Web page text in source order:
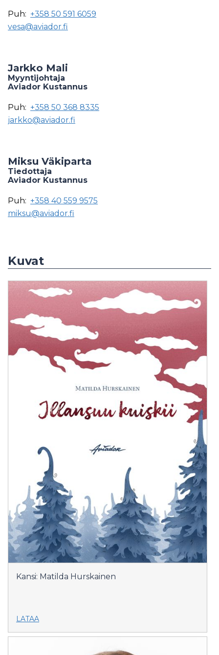
Puh: +358 50 591 6059
vesa@aviador.fi
Jarkko Mali
Myyntijohtaja
Aviador Kustannus
Puh: +358 50 368 8335
jarkko@aviador.fi
Miksu Väkiparta
Tiedottaja
Aviador Kustannus
Puh: +358 40 559 9575
miksu@aviador.fi
Kuvat
Kansi: Matilda Hurskainen
LATAA